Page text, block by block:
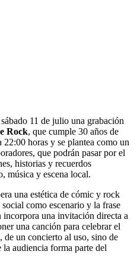
sábado 11 de julio una grabación
Rock, que cumple 30 años de
horas y se plantea como un
que podrán pasar por el
historias y recuerdos
música y escena local.
una estética de cómic y rock
como escenario y la frase
incorpora una invitación directa a
una canción para celebrar el
de un concierto al uso, sino de
audiencia forma parte del